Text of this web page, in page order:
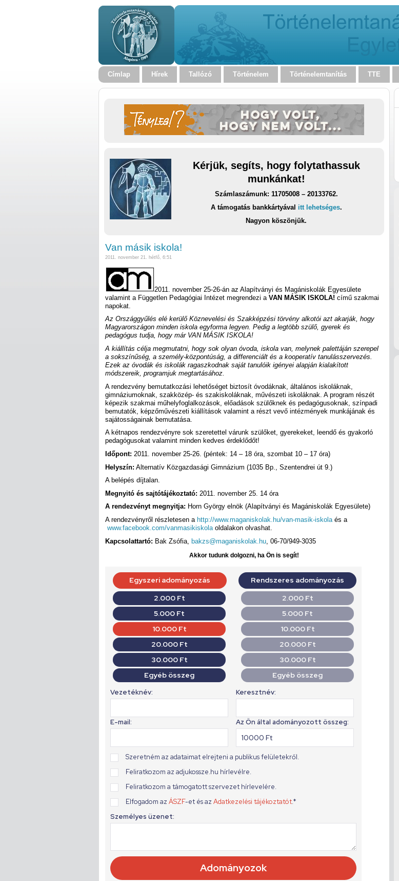
Címlap Hírek Tallózó Történelem Történelemtanítás TTE
Kérjük, segíts, hogy folytathassuk
munkánkat!
Számlaszámunk: 11705008 – 20133762.
A támogatás bankkártyával itt lehetséges.
Nagyon köszönjük.
Van másik iskola!
2011. november 21. hétfő, 6:51
2011. november 25-26-án az Alapítványi és Magániskolák Egyesülete
valamint a Független Pedagógiai Intézet megrendezi a VAN MÁSIK ISKOLA! című szakmai
napokat.
Az Országgyűlés elé kerülő Köznevelési és Szakképzési törvény alkotói azt akarják, hogy
Magyarországon minden iskola egyforma legyen. Pedig a legtöbb szülő, gyerek és
pedagógus tudja, hogy már VAN MÁSIK ISKOLA!
A kiállítás célja megmutatni, hogy sok olyan óvoda, iskola van, melynek palettáján szerepel
a sokszínűség, a személy-központúság, a differenciált és a kooperatív tanulásszervezés.
Ezek az óvodák és iskolák ragaszkodnak saját tanulóik igényei alapján kialakított
módszereik, programjuk megtartásához.
A rendezvény bemutatkozási lehetőséget biztosít óvodáknak, általános iskoláknak,
gimnáziumoknak, szakközép- és szakiskoláknak, művészeti iskoláknak. A program részét
képezik szakmai műhelyfoglalkozások, előadások szülőknek és pedagógusoknak, színpadi
bemutatók, képzőművészeti kiállítások valamint a részt vevő intézmények munkájának és
sajátosságainak bemutatása.
A kétnapos rendezvényre sok szeretettel várunk szülőket, gyerekeket, leendő és gyakorló
pedagógusokat valamint minden kedves érdeklődőt!
Időpont: 2011. november 25-26. (péntek: 14 – 18 óra, szombat 10 – 17 óra)
Helyszín: Alternatív Közgazdasági Gimnázium (1035 Bp., Szentendrei út 9.)
A belépés díjtalan.
Megnyitó és sajtótájékoztató: 2011. november 25. 14 óra
A rendezvényt megnyitja: Horn György elnök (Alapítványi és Magániskolák Egyesülete)
A rendezvényről részletesen a http://www.maganiskolak.hu/van-masik-iskolaés a
www.facebook.com/vanmasikiskolaoldalakon olvashat.
Kapcsolattartó: Bak Zsófia, bakzs@maganiskolak.hu , 06-70/949-3035
Akkor tudunk dolgozni, ha Ön is segít!